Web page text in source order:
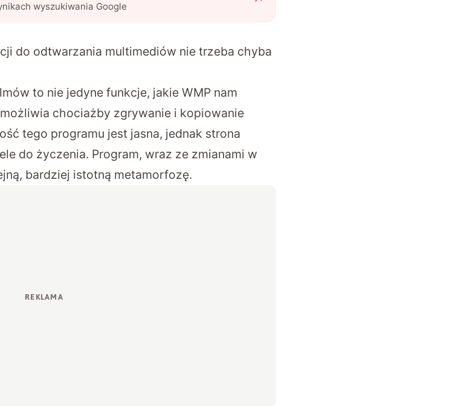
wyszukiwania Google
do odtwarzania multimediów nie trzeba chyba
to nie jedyne funkcje, jakie WMP nam
chociażby zgrywanie i kopiowanie
tego programu jest jasna, jednak strona
do życzenia. Program, wraz ze zmianami w
bardziej istotną metamorfozę.